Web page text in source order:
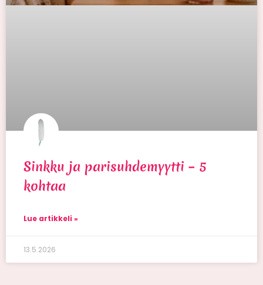
Sinkku ja parisuhdemyytti – 5
kohtaa
Lue artikkeli »
13.5.2026